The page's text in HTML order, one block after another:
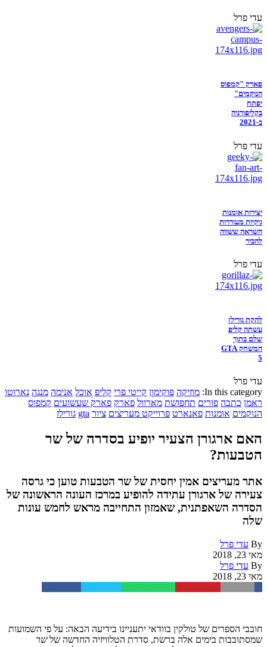
עדי פרל
פארק "קמפוס
הנוקמים"
יפתח
בקליפורניה
ב-2021
עדי פרל
יצירות אומנות
גיקיות מעוררות
השראה ששווה
להכיר
עדי פרל
להקת גורילז
עשתה קליפ
שלם בתוך
המשחק GTA
5
עדי פרל
In this category: מוזיקה פוקימון קייטי פרי קליפ אוכל אנימה מנגה נארוטו
ראמן כתבה פורים תחפושת מארוול פארק פארק שעשועים קמפוס
הנוקמים אומנות פאנארט פרוייקט מעריצים ציור gta גורילז
האם ארגורן הצעיר יופיע בסדרה של שר
הטבעות?
אתר מעריצים אמין יחסית של שר הטבעות טוען כי גרסה
צעירה של ארגורן עתידה להופיע במרכז העונה הראשונה של
הסדרה השאפתנית, שאמזון התחייבה מראש לחמש עונות
שלה
By עדי פרל
מאי 23, 2018
By עדי פרל
מאי 23, 2018
חובבי הספרים של טולקין בוודאי יתעניינו בידיעה הבאה: על פי השמועות
שמסתובבות בימים אלה ברשת, סדרת הטלוויזיה החדשה שלשר